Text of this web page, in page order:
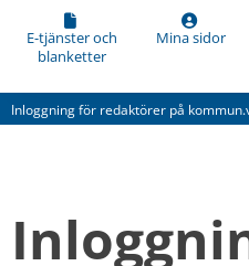
E-tjänster och
blanketter
Mina sidor
Inloggning för redaktörer på
förbättra
den
här
(obligatorisk)